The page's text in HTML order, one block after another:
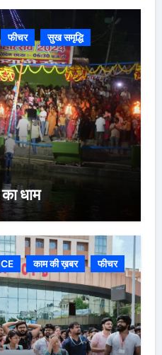
फीचर सुख समृद्धि
धाम
काम की ख़बर फीचर